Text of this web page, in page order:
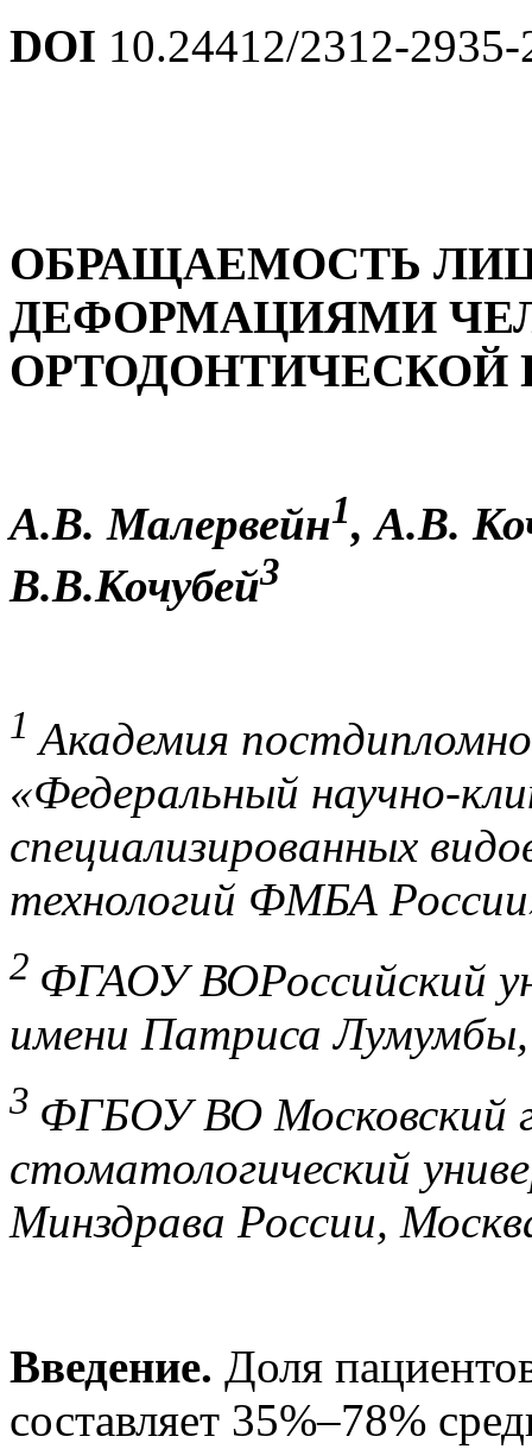
DOI 10.24412/2312-
ОБРАЩАЕМОСТЬ
ДЕФОРМАЦИЯМИ
А.В. Малервейн1, А.В.
В.В.Кочубей3
1 Академия
«Федеральный научно-
специализированных
технологий ФМБА
2 ФГАОУ ВОРоссийский
имени Патриса
3 ФГБОУ ВО Московский
стоматологический
Минздрава России,
Введение. Доля
составляет 35%–78%